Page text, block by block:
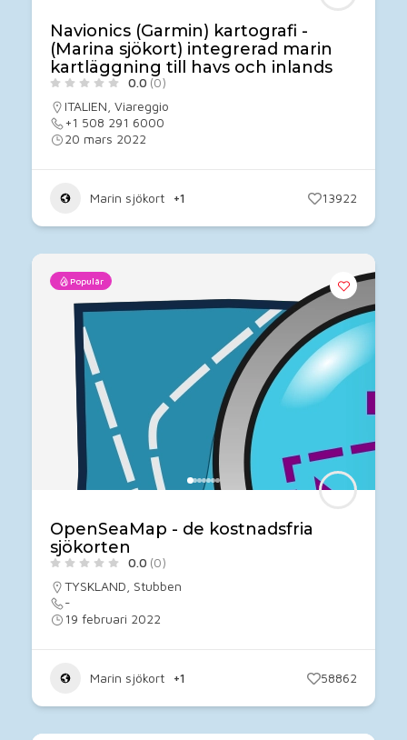
Navionics (Garmin) kartografi -
(Marina sjökort) integrerad marin
kartläggning till havs och inlands
0.0 (0)
ITALIEN Viareggio
+1 508 291 6000
20 mars 2022
Marin sjökort +1 13922
Populär
OpenSeaMap - de kostnadsfria
sjökorten
0.0 (0)
TYSKLAND Stubben
-
19 februari 2022
Marin sjökort +1 58862